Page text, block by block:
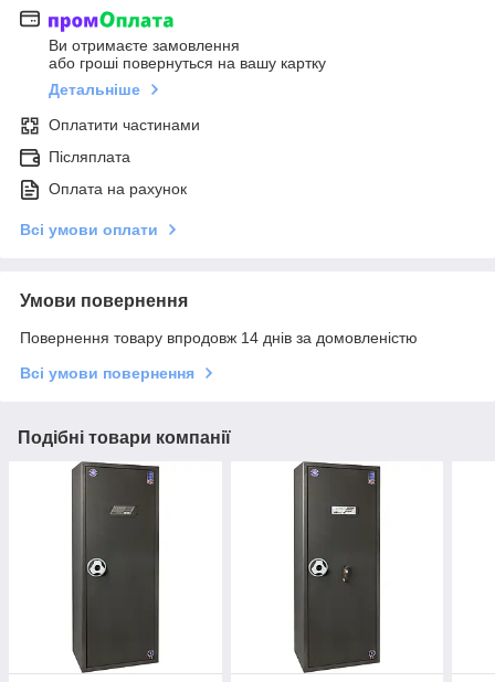
Ви отримаєте замовлення
або гроші повернуться на вашу картку
Детальніше
Оплатити частинами
Післяплата
Оплата на рахунок
Всі умови оплати
Умови повернення
Повернення товару впродовж 14 днів за домовленістю
Всі умови повернення
Подібні товари компанії